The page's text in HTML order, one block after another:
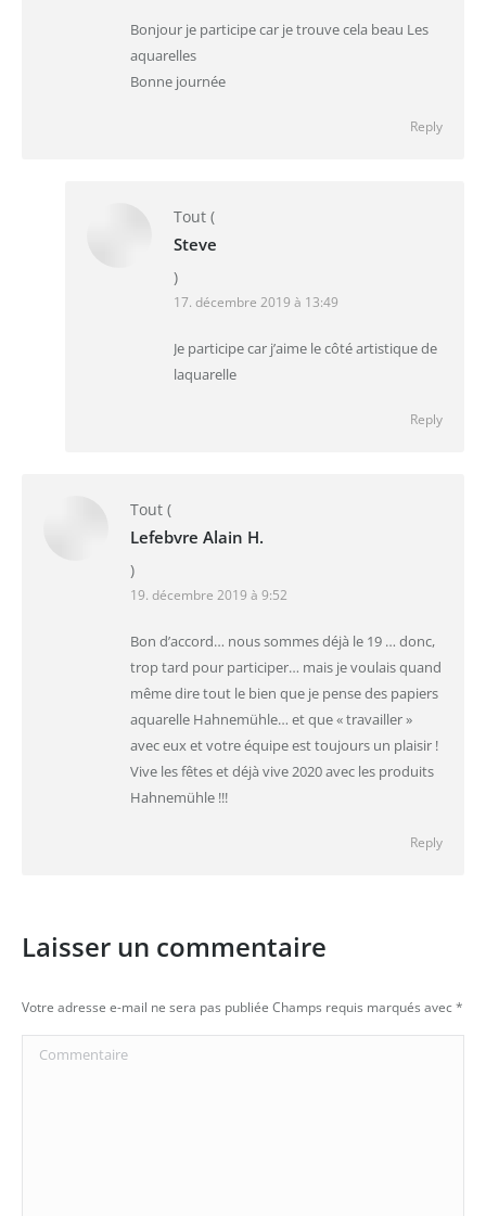
Bonjour je participe car je trouve cela beau Les
aquarelles
Bonne journée
Reply
Tout (
Steve
)
17. décembre 2019 à 13:49
Je participe car j’aime le côté artistique de
laquarelle
Reply
Tout (
Lefebvre Alain H.
)
19. décembre 2019 à 9:52
Bon d’accord… nous sommes déjà le 19 … donc,
trop tard pour participer… mais je voulais quand
même dire tout le bien que je pense des papiers
aquarelle Hahnemühle… et que « travailler »
avec eux et votre équipe est toujours un plaisir !
Vive les fêtes et déjà vive 2020 avec les produits
Hahnemühle !!!
Reply
Laisser un commentaire
Votre adresse e-mail ne sera pas publiée Champs requis marqués avec*
Commentaire